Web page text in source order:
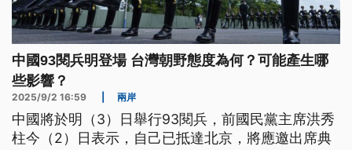
中國93閱兵明登場 台灣朝野態度為何？可能產生哪
些影響？
2025/9/2 16:59 兩岸
中國將於明（3）日舉行93閱兵，前國民黨主席洪秀
柱今（2）日表示，自己已抵達北京，將應邀出席典